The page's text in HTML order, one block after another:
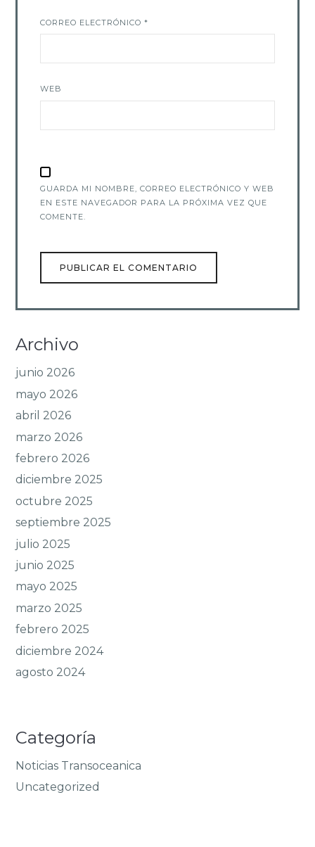
CORREO ELECTRÓNICO*
WEB
GUARDA MI NOMBRE, CORREO ELECTRÓNICO Y WEB
EN ESTE NAVEGADOR PARA LA PRÓXIMA VEZ QUE
COMENTE.
Archivo
junio 2026
mayo 2026
abril 2026
marzo 2026
febrero 2026
diciembre 2025
octubre 2025
septiembre 2025
julio 2025
junio 2025
mayo 2025
marzo 2025
febrero 2025
diciembre 2024
agosto 2024
Categoría
Noticias Transoceanica
Uncategorized